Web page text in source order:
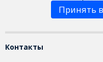
Принять
Контакты